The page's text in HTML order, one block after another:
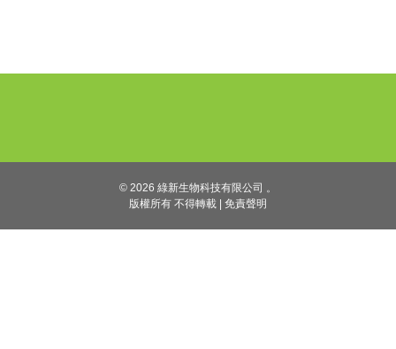
© 2026 綠新生物科技有限公司 。
版權所有 不得轉載
免責聲明